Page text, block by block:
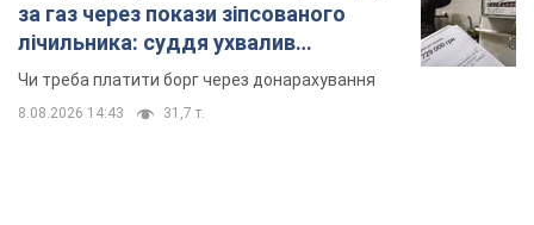
за газ через покази зіпсованого
лічильника: суддя ухвалив
неочікуване рішення
Чи треба платити борг через донарахування
8.08.2026 14:43 31,7 т.